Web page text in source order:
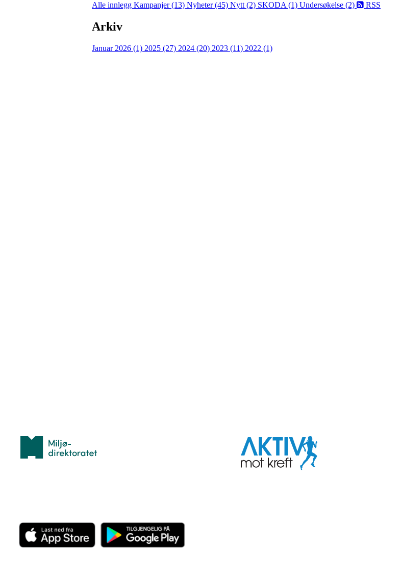
Alle innlegg Kampanjer (13) Nyheter (45) Nytt (2) SKODA (1) Undersøkelse (2) RSS
Arkiv
Januar 2026 (1) 2025 (27) 2024 (20) 2023 (11) 2022 (1)